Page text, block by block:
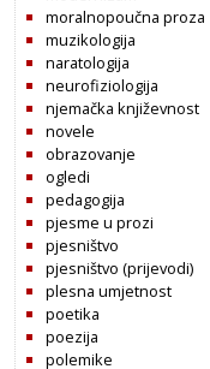
moralnopoučna proza
muzikologija
naratologija
neurofiziologija
njemačka književnost
novele
obrazovanje
ogledi
pedagogija
pjesme u prozi
pjesništvo
pjesništvo (prijevodi)
plesna umjetnost
poetika
poezija
polemike